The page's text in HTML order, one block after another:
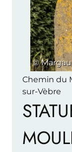
©
Chemin du
sur-Vèbre